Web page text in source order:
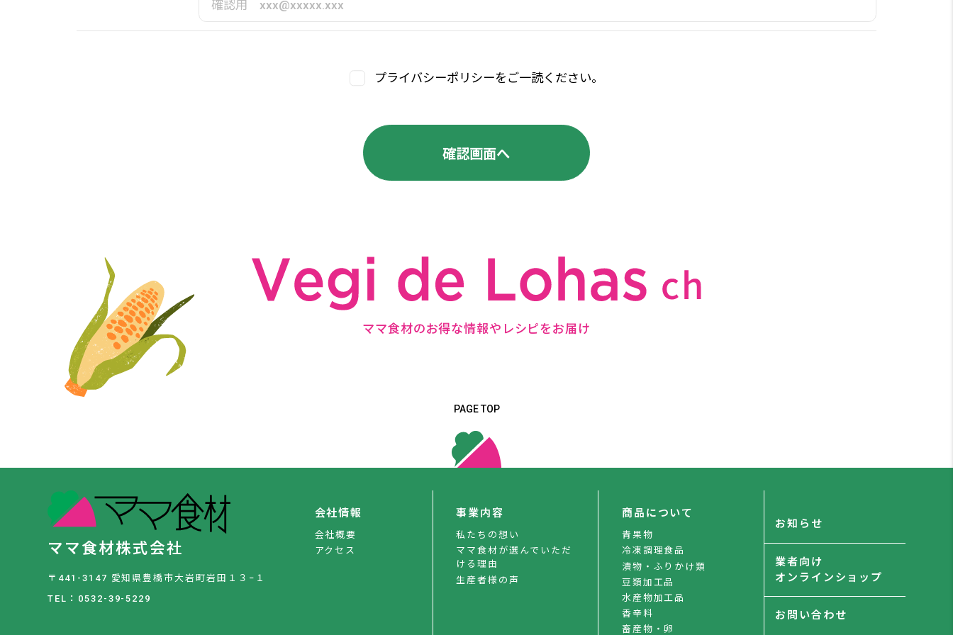
プライバシーポリシーをご一読ください。
確認画面へ
ママ食材のお得な情報やレシピをお届け
PAGE TOP
会社情報
会社概要
アクセス
事業内容
私たちの想い
ママ食材が選んでいただ
ける理由
生産者様の声
商品について
青果物
冷凍調理食品
漬物・ふりかけ類
豆類加工品
水産物加工品
香辛料
畜産物・卵
お知らせ
業者向け
オンラインショップ
お問い合わせ
ママ食材株式会社
〒441-3147 愛知県豊橋市大岩町岩田１３−１
TEL：0532-39-5229